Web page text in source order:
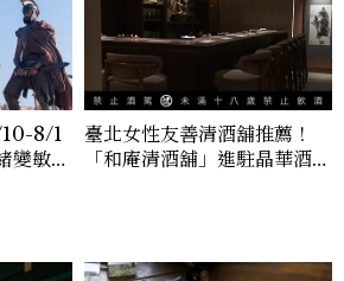
視角與編輯直覺，引領讀者探索女性多元面
貌與生活品味風格的無限可能。
10-8/1
變敏
臺北女性友善清酒舖推薦！
「和庵清酒舖」進駐晶華酒